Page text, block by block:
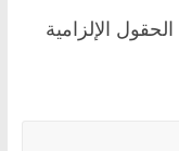
الحقول الإلزامية